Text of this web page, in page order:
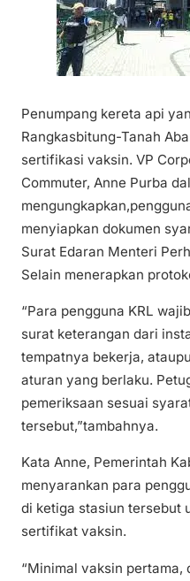
Penumpang kereta api
Rangkasbitung-Tanah
sertifikasi vaksin. VP
Commuter, Anne Purba
menyiapkan dokumen
Surat Edaran Menteri
Selain menerapkan
“Para pengguna KRL
surat keterangan dari
tempatnya bekerja,
aturan yang berlaku.
pemeriksaan sesuai
tersebut,”tambahnya.
Kata Anne, Pemerintah
menyarankan para
di ketiga stasiun tersebut
sertifikat vaksin.
“Minimal vaksin pertama,